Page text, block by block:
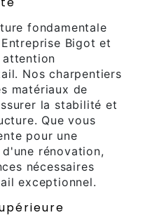
fondamentale
Bigot et
attention
Nos charpentiers
matériaux de
la stabilité et
Que vous
pour une
rénovation,
nécessaires
exceptionnel.